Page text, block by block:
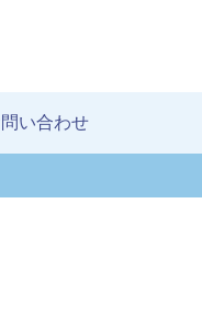
い合わせ